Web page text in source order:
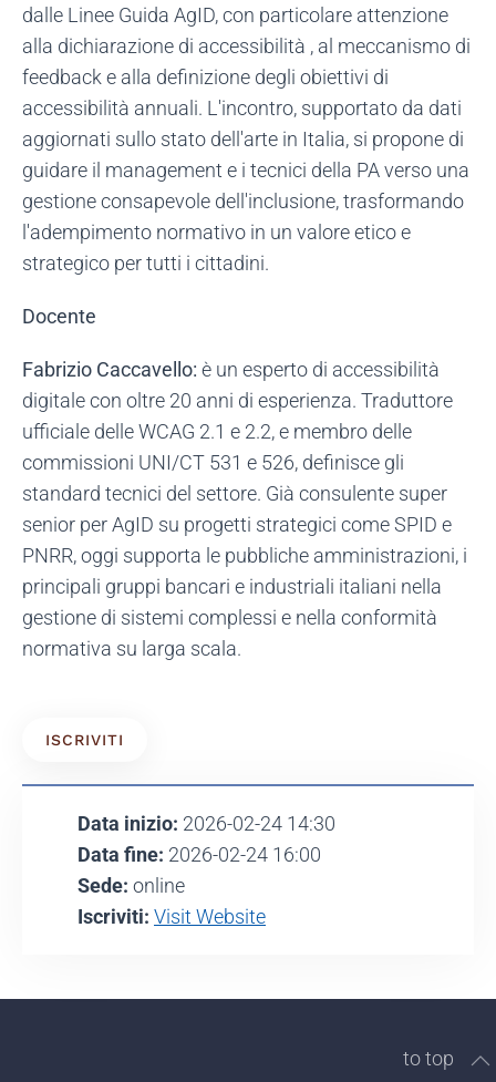
dalle Linee Guida AgID, con particolare attenzione
alla dichiarazione di accessibilità , al meccanismo di
feedback e alla definizione degli obiettivi di
accessibilità annuali. L'incontro, supportato da dati
aggiornati sullo stato dell'arte in Italia, si propone di
guidare il management e i tecnici della PA verso una
gestione consapevole dell'inclusione, trasformando
l'adempimento normativo in un valore etico e
strategico per tutti i cittadini.
Docente
Fabrizio Caccavello: è un esperto di accessibilità
digitale con oltre 20 anni di esperienza. Traduttore
ufficiale delle WCAG 2.1 e 2.2, e membro delle
commissioni UNI/CT 531 e 526, definisce gli
standard tecnici del settore. Già consulente super
senior per AgID su progetti strategici come SPID e
PNRR, oggi supporta le pubbliche amministrazioni, i
principali gruppi bancari e industriali italiani nella
gestione di sistemi complessi e nella conformità
normativa su larga scala.
ISCRIVITI
Data inizio: 2026-02-24 14:30
Data fine: 2026-02-24 16:00
Sede: online
Iscriviti: Visit Website
to top